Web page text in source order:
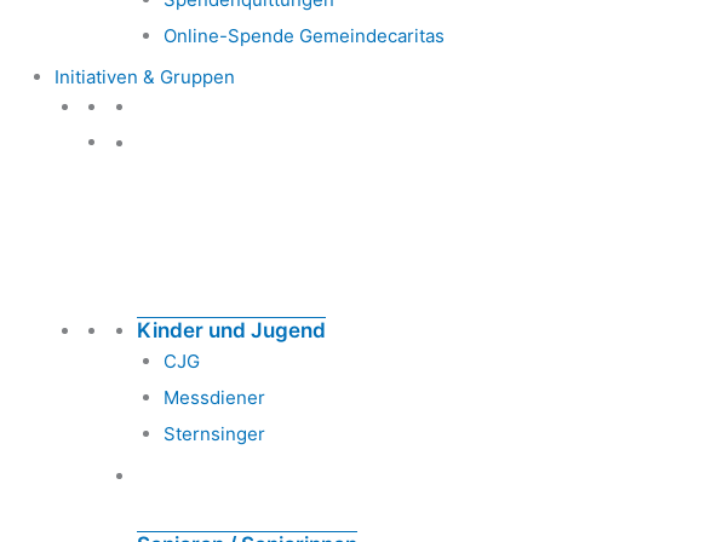
Online-Spende Gemeindecaritas
Initiativen & Gruppen
Kinder und Jugend
CJG
Messdiener
Sternsinger